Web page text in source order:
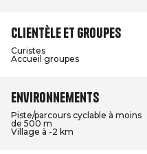
Clientèle et groupes
Curistes
Accueil groupes
Environnements
Piste/parcours cyclable à moins
de 500 m
Village à -2 km